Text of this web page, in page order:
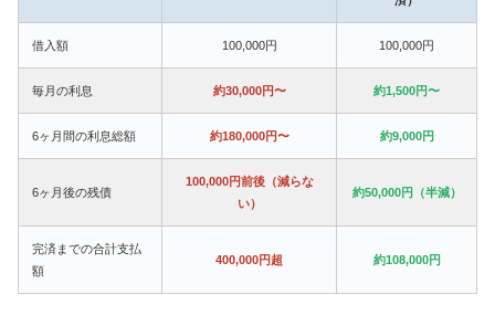
借入額 100,000円 100,000円
毎月の利息 約30,000円〜 約1,500円〜
6ヶ月間の利息総額 約180,000円〜 約9,000円
6ヶ月後の残債
100,000円前後（減らな
い）
約50,000円（半減）
完済までの合計支払
額
400,000円超 約108,000円